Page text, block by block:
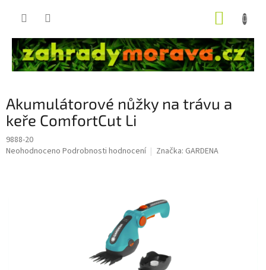
Akumulátorové nůžky na trávu a
keře ComfortCut Li
9888-20
Průměrné
Neohodnoceno Podrobnosti hodnocení Značka: GARDENA